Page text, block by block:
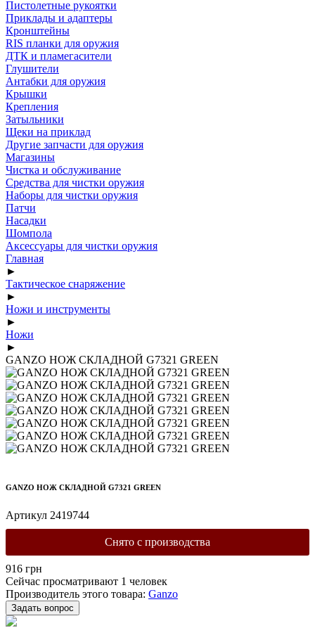
Пистолетные рукоятки
Приклады и адаптеры
Кронштейны
RIS планки для оружия
ДТК и пламегасители
Глушители
Антабки для оружия
Крышки
Крепления
Затыльники
Щеки на приклад
Другие запчасти для оружия
Магазины
Чистка и обслуживание
Средства для чистки оружия
Наборы для чистки оружия
Патчи
Насадки
Шомпола
Аксессуары для чистки оружия
Главная
►
Тактическое снаряжение
►
Ножи и инструменты
►
Ножи
►
GANZO НОЖ СКЛАДНОЙ G7321 GREEN
GANZO НОЖ СКЛАДНОЙ G7321 GREEN
Артикул 2419744
Снято с производства
916 грн
Сейчас просматривают 1 человек
Производитель этого товара: Ganzo
Задать вопрос